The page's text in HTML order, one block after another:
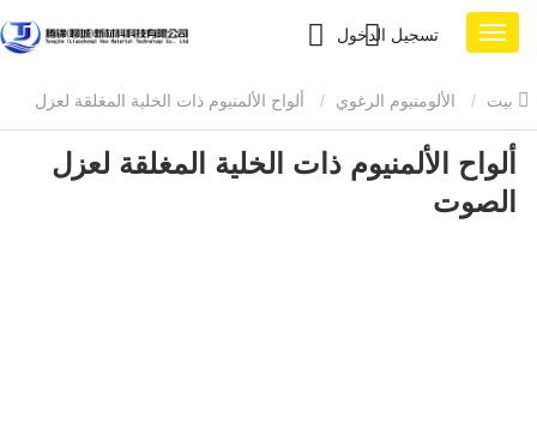
تسجيل الدخول
الألومنيوم الرغوي ألواح الألمنيوم ذات الخلية المغلقة لعزل
ألواح الألمنيوم ذات الخلية المغلقة لعزل
الصوت